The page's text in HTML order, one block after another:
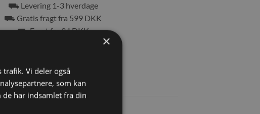
⛟ Levering 1-3 hverdage
⛟ Gratis fragt fra 599 DKK
⛟ Fragt fra 34 DKK
×
Vi deler også
som kan
har indsamlet fra din